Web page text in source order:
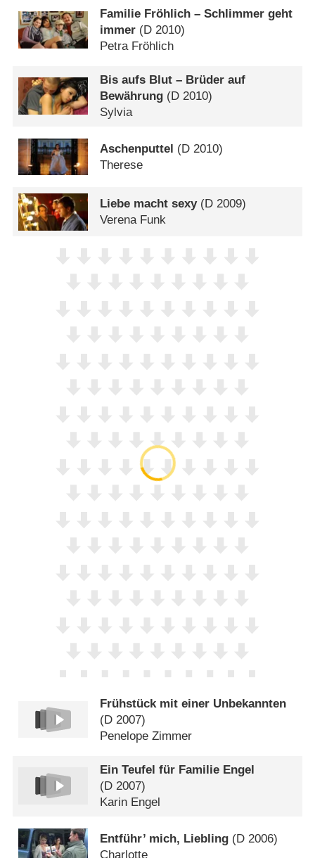
Familie Fröhlich – Schlimmer geht
immer (D 2010)
Petra Fröhlich
Bis aufs Blut – Brüder auf
Bewährung (D 2010)
Sylvia
Aschenputtel (D 2010)
Therese
Liebe macht sexy(D 2009)
Verena Funk
Frühstück mit einer Unbekannten
(D 2007)
Penelope Zimmer
Ein Teufel für Familie Engel
(D 2007)
Karin Engel
Entführ’ mich, Liebling (D 2006)
Charlotte